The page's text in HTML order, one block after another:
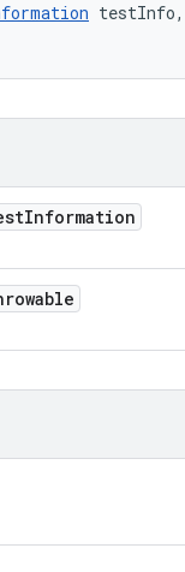
testInfo,
Information